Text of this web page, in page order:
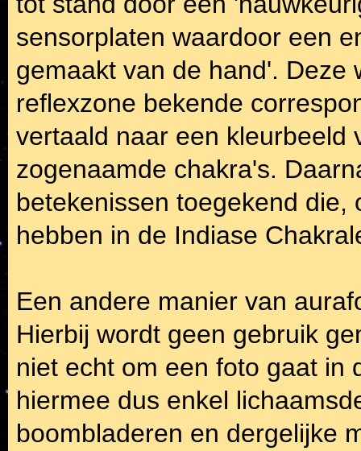
sensorplaten waardoor een
gemaakt van de hand'. Deze
reflexzone bekende
vertaald naar een kleurbeeld
zogenaamde chakra's.
betekenissen toegekend
hebben in de Indiase
Een andere manier van
Hierbij wordt geen gebruik
niet echt om een foto gaat in
hiermee dus enkel
boombladeren en dergelijke